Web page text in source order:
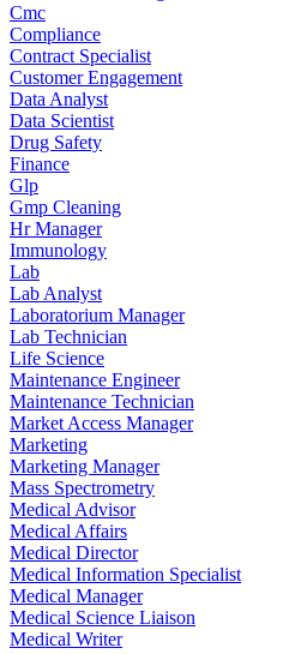
Cmc
Compliance
Contract Specialist
Customer Engagement
Data Analyst
Data Scientist
Drug Safety
Finance
Glp
Gmp Cleaning
Hr Manager
Immunology
Lab
Lab Analyst
Laboratorium Manager
Lab Technician
Life Science
Maintenance Engineer
Maintenance Technician
Market Access Manager
Marketing
Marketing Manager
Mass Spectrometry
Medical Advisor
Medical Affairs
Medical Director
Medical Information Specialist
Medical Manager
Medical Science Liaison
Medical Writer